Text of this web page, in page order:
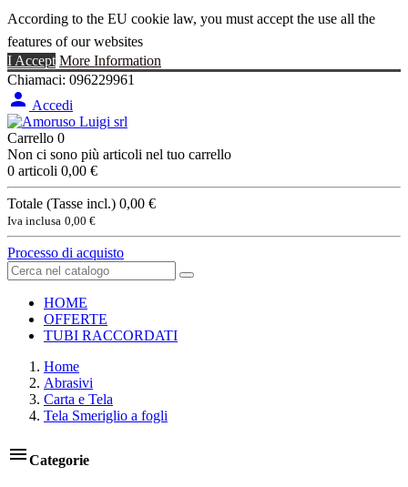
According to the EU cookie law, you must accept the use all the
features of our websites
I Accept More Information
Chiamaci: 096229961
 Accedi
Carrello 0
Non ci sono più articoli nel tuo carrello
0 articoli 0,00 €
Totale (Tasse incl.) 0,00 €
Iva inclusa 0,00 €
Processo di acquisto
HOME
OFFERTE
TUBI RACCORDATI
Home
Abrasivi
Carta e Tela
Tela Smeriglio a fogli
Categorie